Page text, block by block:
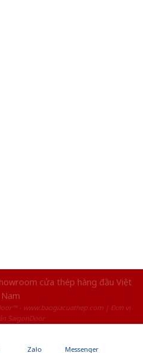
cửa thép hàng đầu Việt
Nam
- www.baogiacuathep.com | Đơn vị
SaigonDoor
Zalo Messenger